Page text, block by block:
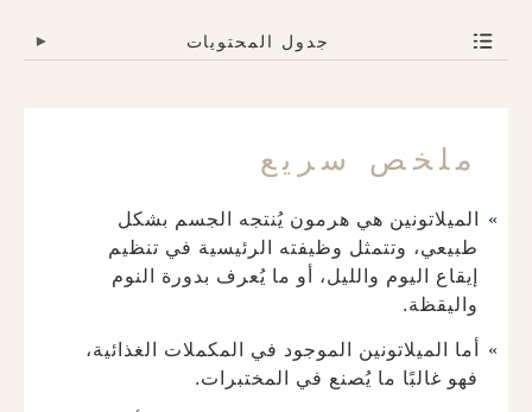
جدول المحتويات ▾
ملخص سريع
الميلاتونين هي هرمون يُنتجه الجسم بشكل
طبيعي، وتتمثل وظيفته الرئيسية في تنظيم
إيقاع اليوم والليل، أو ما يُعرف بدورة النوم
واليقظة.
أما الميلاتونين الموجود في المكملات الغذائية،
فهو غالبًا ما يُصنع في المختبرات.